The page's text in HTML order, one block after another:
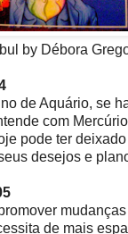
by Débora
de Aquário, se
com
pode ter
desejos e
de mais